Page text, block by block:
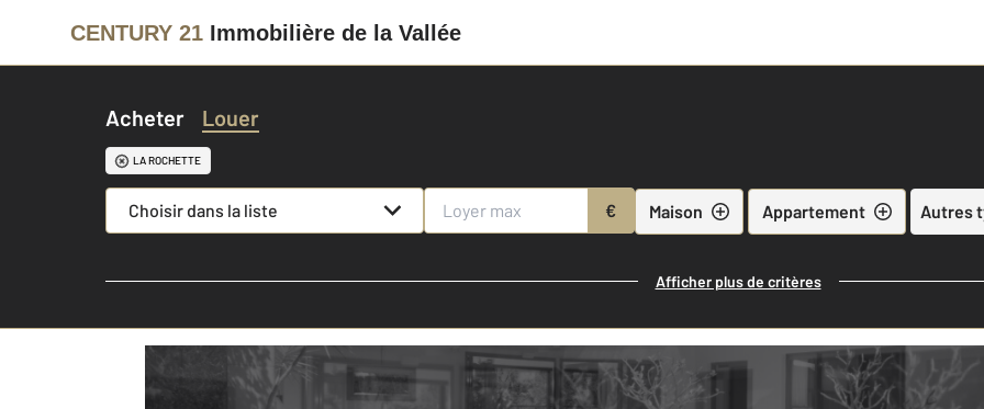
CENTURY 21 Immobilière de la Vallée
Acheter Louer
LA ROCHETTE
Choisir dans la liste € Maison Appartement Autres
Afficher plus de critères